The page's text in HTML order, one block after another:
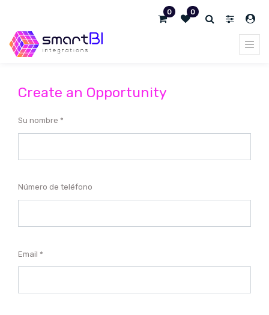
0 0
Create an Opportunity
Su nombre
Número de teléfono
Email